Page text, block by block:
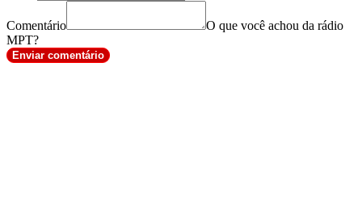
Comentário
O que você achou da rádio
MPT?